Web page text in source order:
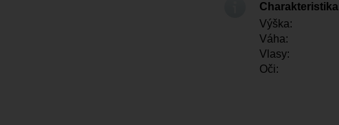
Charakteristika
Výška:
Váha:
Vlasy:
Oči: